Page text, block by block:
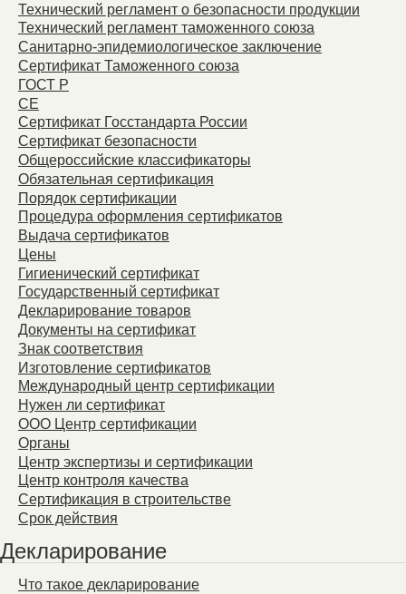
Технический регламент о безопасности продукции
Технический регламент таможенного союза
Санитарно-эпидемиологическое заключение
Сертификат Таможенного союза
ГОСТ Р
СЕ
Сертификат Госстандарта России
Сертификат безопасности
Общероссийские классификаторы
Обязательная сертификация
Порядок сертификации
Процедура оформления сертификатов
Выдача сертификатов
Цены
Гигиенический сертификат
Государственный сертификат
Декларирование товаров
Документы на сертификат
Знак соответствия
Изготовление сертификатов
Международный центр сертификации
Нужен ли сертификат
ООО Центр сертификации
Органы
Центр экспертизы и сертификации
Центр контроля качества
Сертификация в строительстве
Срок действия
Декларирование
Что такое декларирование